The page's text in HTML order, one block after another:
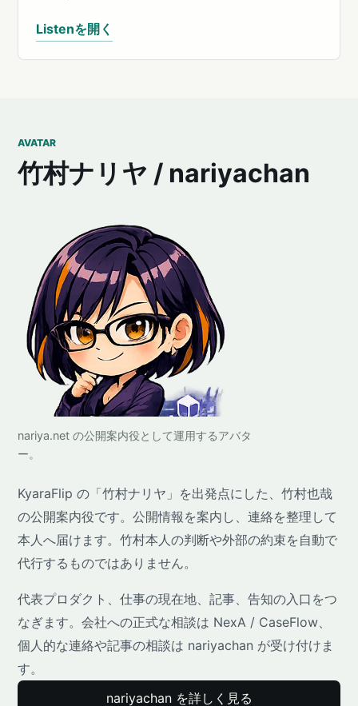
Listenを開く
AVATAR
竹村ナリヤ / nariyachan
nariya.net の公開案内役として運用するアバタ
ー。
KyaraFlip の「竹村ナリヤ」を出発点にした、竹村也哉
の公開案内役です。公開情報を案内し、連絡を整理して
本人へ届けます。竹村本人の判断や外部の約束を自動で
代行するものではありません。
代表プロダクト、仕事の現在地、記事、告知の入口をつ
なぎます。会社への正式な相談は NexA / CaseFlow、
個人的な連絡や記事の相談は nariyachan が受け付けま
す。
nariyachan を詳しく見る